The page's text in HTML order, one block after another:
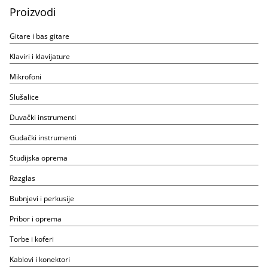
Proizvodi
Gitare i bas gitare
Klaviri i klavijature
Mikrofoni
Slušalice
Duvački instrumenti
Gudački instrumenti
Studijska oprema
Razglas
Bubnjevi i perkusije
Pribor i oprema
Torbe i koferi
Kablovi i konektori